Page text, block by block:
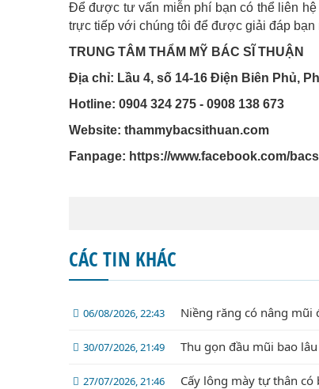
Để được tư vấn miễn phí bạn có thể liên
trực tiếp với chúng tôi để được giải đáp bạn
TRUNG TÂM THẨM MỸ BÁC SĨ THUẬN
Địa chỉ: Lầu 4, số 14-16 Điện Biên Phủ,
Hotline: 0904 324 275 - 0908 138 673
Website: thammybacsithuan.com
Fanpage: https://www.facebook.com/
CÁC TIN KHÁC
06/08/2026, 22:43 Niềng răng có nâng mũi
30/07/2026, 21:49 Thu gọn đầu mũi bao
27/07/2026, 21:46 Cấy lông mày tự thân có